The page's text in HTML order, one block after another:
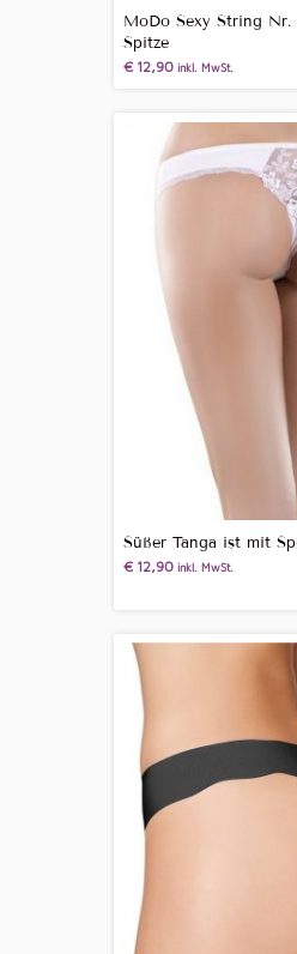
MoDo Sexy String
Spitze
€12,90 inkl. MwSt.
Süßer Tanga ist mit
€12,90 inkl. MwSt.